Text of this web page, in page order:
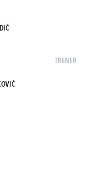
TRENER